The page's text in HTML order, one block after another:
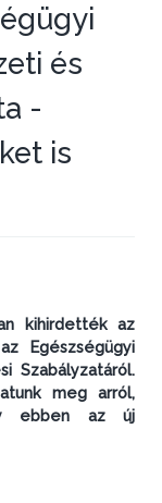
és
-
is
kihirdették az
Egészségügyi
Szabályzatáról.
meg arról,
ebben az új